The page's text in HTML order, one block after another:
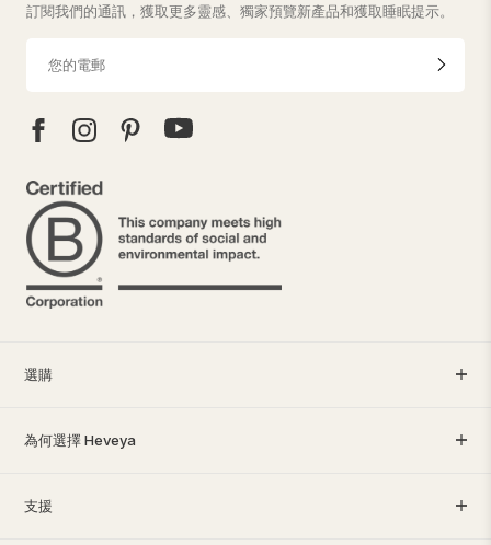
訂閱我們的通訊，獲取更多靈感、獨家預覽新產品和獲取睡眠提示。
選購
為何選擇 Heveya
支援